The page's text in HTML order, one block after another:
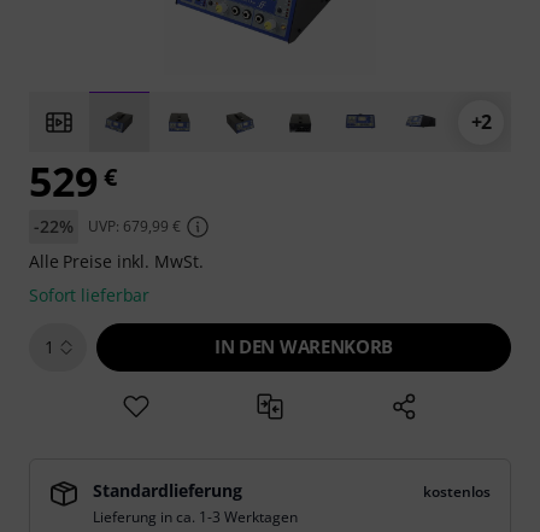
+2
529 €
-22% UVP: 679,99 €
Alle Preise inkl. MwSt.
Sofort lieferbar
1 IN DEN WARENKORB
Standardlieferung
kostenlos
Lieferung in ca. 1-3 Werktagen